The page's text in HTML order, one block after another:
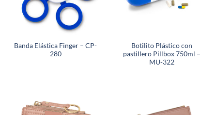
Banda Elástica Finger – CP-
280
Botilito Plástico con
pastillero Pillbox 750ml –
MU-322